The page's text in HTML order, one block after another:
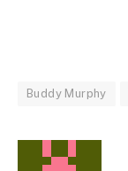
Buddy Murphy